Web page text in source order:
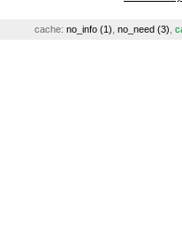
cache: no_info (1) no_need (3)